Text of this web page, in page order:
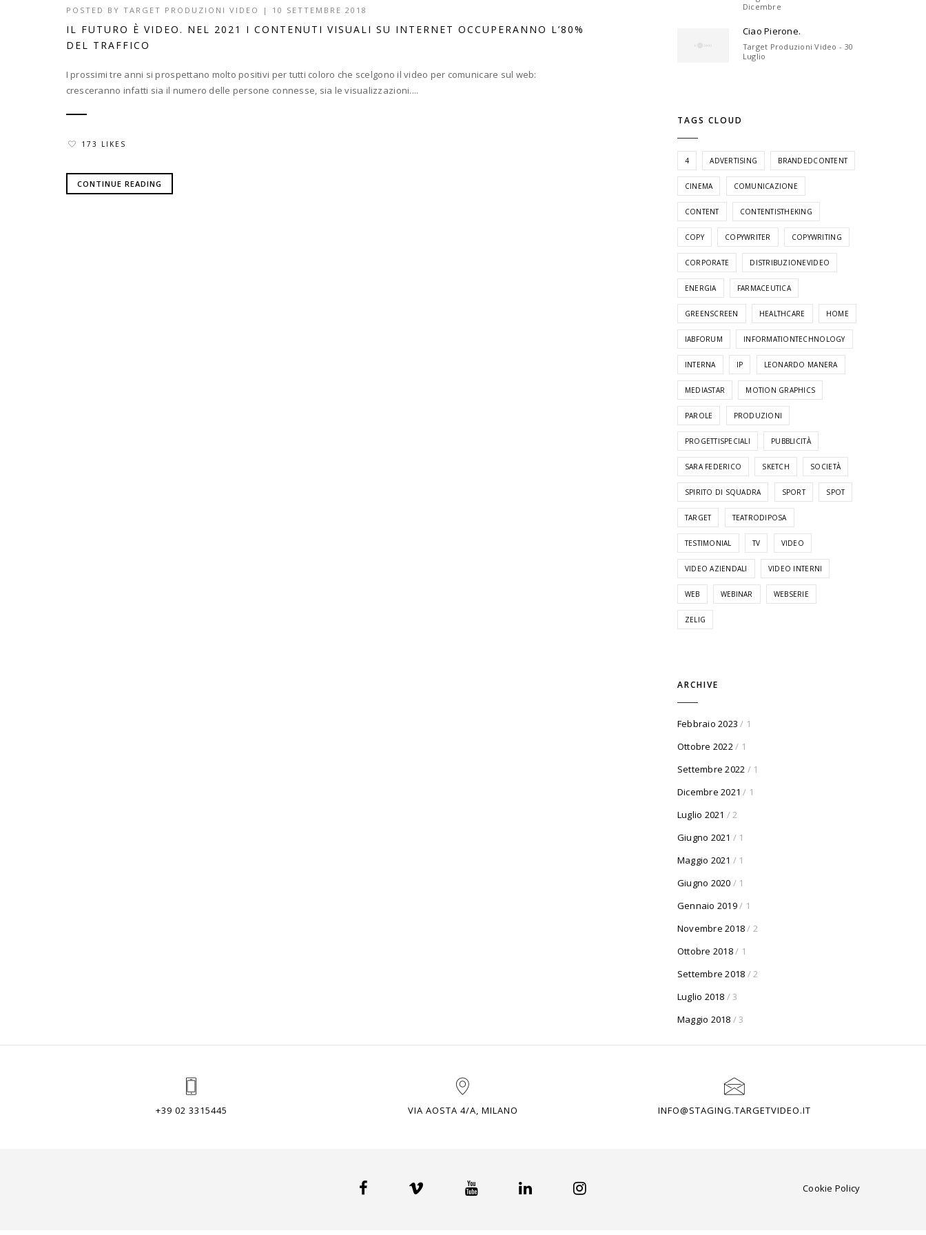
POSTED BY TARGET PRODUZIONI VIDEO | 10 SETTEMBRE 2018
IL FUTURO È VIDEO. NEL 2021 I CONTENUTI VISUALI SU INTERNET OCCUPERANNO L’80%
DEL TRAFFICO
I prossimi tre anni si prospettano molto positivi per tutti coloro che scelgono il video per comunicare sul web:
cresceranno infatti sia il numero delle persone connesse, sia le visualizzazioni....
173 LIKES
CONTINUE READING
Dicembre
Ciao Pierone.
Target Produzioni Video - 30
Luglio
TAGS CLOUD
4 ADVERTISING BRANDEDCONTENT
CINEMA COMUNICAZIONE
CONTENT CONTENTISTHEKING
COPY COPYWRITER COPYWRITING
CORPORATE DISTRIBUZIONEVIDEO
ENERGIA FARMACEUTICA
GREENSCREEN HEALTHCARE HOME
IABFORUM INFORMATIONTECHNOLOGY
INTERNA IP LEONARDO MANERA
MEDIASTAR MOTION GRAPHICS
PAROLE PRODUZIONI
PROGETTISPECIALI PUBBLICITÀ
SARA FEDERICO SKETCH SOCIETÀ
SPIRITO DI SQUADRA SPORT SPOT
TARGET TEATRODIPOSA
TESTIMONIAL TV VIDEO
VIDEO AZIENDALI VIDEO INTERNI
WEB WEBINAR WEBSERIE
ZELIG
ARCHIVE
Febbraio 2023 / 1
Ottobre 2022 / 1
Settembre 2022 / 1
Dicembre 2021 / 1
Luglio 2021 / 2
Giugno 2021 / 1
Maggio 2021 / 1
Giugno 2020 / 1
Gennaio 2019/ 1
Novembre 2018/ 2
Ottobre 2018/ 1
Settembre 2018 / 2
Luglio 2018 / 3
Maggio 2018 / 3
+39 02 3315445 VIA AOSTA 4/A, MILANO INFO@STAGING.TARGETVIDEO.IT
Cookie Policy